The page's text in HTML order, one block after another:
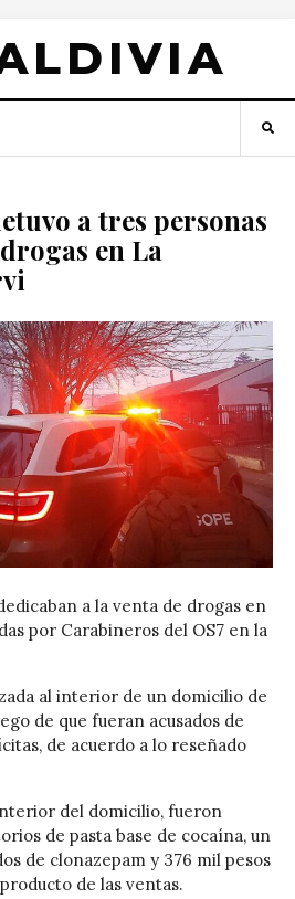
a tres personas
en La
a la venta de drogas en
por Carabineros del OS7 en la
al interior de un domicilio de
de que fueran acusados de
de acuerdo a lo reseñado
del domicilio, fueron
de pasta base de cocaína, un
de clonazepam y 376 mil pesos
de las ventas.